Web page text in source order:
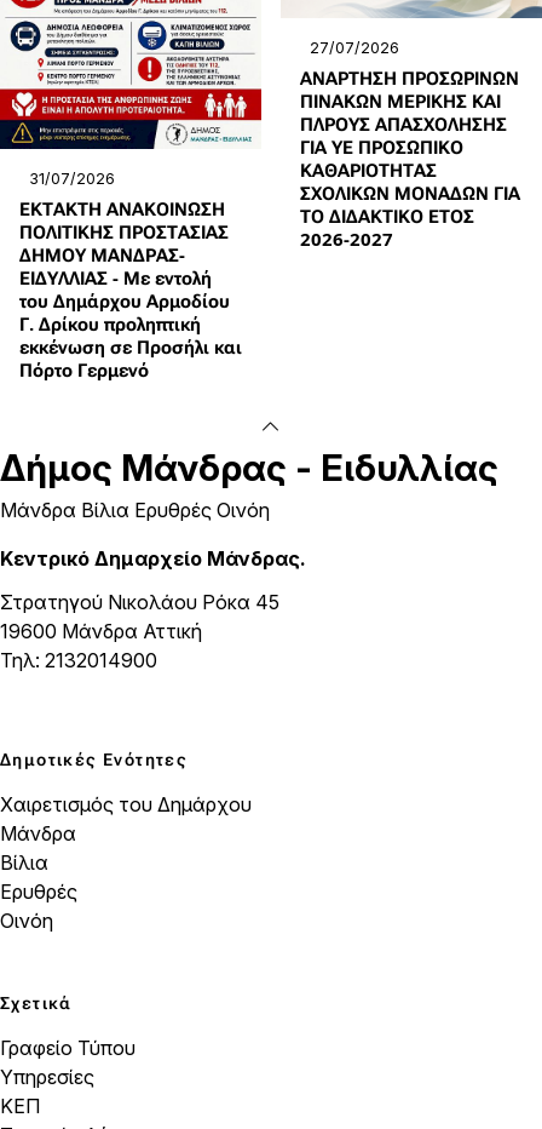
31/07/2026
ΕΚΤΑΚΤΗ ΑΝΑΚΟΙΝΩΣΗ
ΠΟΛΙΤΙΚΗΣ ΠΡΟΣΤΑΣΙΑΣ
ΔΗΜΟΥ ΜΑΝΔΡΑΣ-
ΕΙΔΥΛΛΙΑΣ - Με εντολή
του Δημάρχου Αρμοδίου
Γ. Δρίκου προληπτική
εκκένωση σε Προσήλι και
Πόρτο Γερμενό
27/07/2026
ΑΝΑΡΤΗΣΗ ΠΡΟΣΩΡΙΝΩΝ
ΠΙΝΑΚΩΝ ΜΕΡΙΚΗΣ ΚΑΙ
ΠΛΡΟΥΣ ΑΠΑΣΧΟΛΗΣΗΣ
ΓΙΑ ΥΕ ΠΡΟΣΩΠΙΚΟ
ΚΑΘΑΡΙΟΤΗΤΑΣ
ΣΧΟΛΙΚΩΝ ΜΟΝΑΔΩΝ ΓΙΑ
ΤΟ ΔΙΔΑΚΤΙΚΟ ΕΤΟΣ
2026-2027
Δήμος Μάνδρας - Ειδυλλίας
Μάνδρα Βίλια Ερυθρές Οινόη
Κεντρικό Δημαρχείο Μάνδρας.
Στρατηγού Νικολάου Ρόκα 45
19600 Μάνδρα Αττική
Τηλ: 2132014900
Δημοτικές Ενότητες
Χαιρετισμός του Δημάρχου
Μάνδρα
Βίλια
Ερυθρές
Οινόη
Σχετικά
Γραφείο Τύπου
Υπηρεσίες
ΚΕΠ